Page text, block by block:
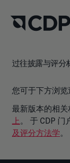
过往披露与评分
您可于下方浏览
最新版本的相
上。 于 CDP 门
及评分方法学。